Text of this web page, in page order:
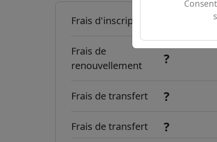
Frais d'inscription
Frais de
renouvellement
?
Frais de transfert ?
Frais de transfert ?